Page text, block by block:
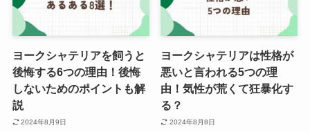
ヨークシャテリアを飼うと
後悔する6つの理由！後悔
しないためのポイントも解
説
2024年8月9日
ヨークシャテリアは性格が
悪いと言われる5つの理
由！気性が荒くて狂暴化す
る？
2024年8月8日